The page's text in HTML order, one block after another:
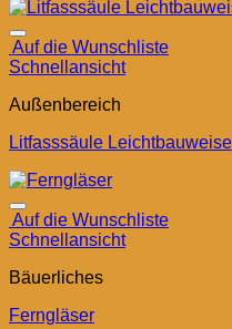
Auf die Wunschliste
Schnellansicht
Außenbereich
Litfasssäule Leichtbauweise
Auf die Wunschliste
Schnellansicht
Bäuerliches
Ferngläser